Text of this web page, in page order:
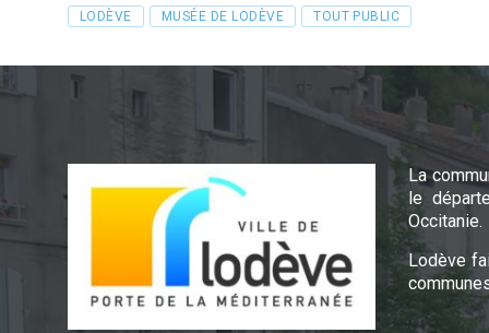
Tags
LODÈVE MUSÉE DE LODÈVE TOUT PUBLIC
La
le
Occitanie.
Lodève